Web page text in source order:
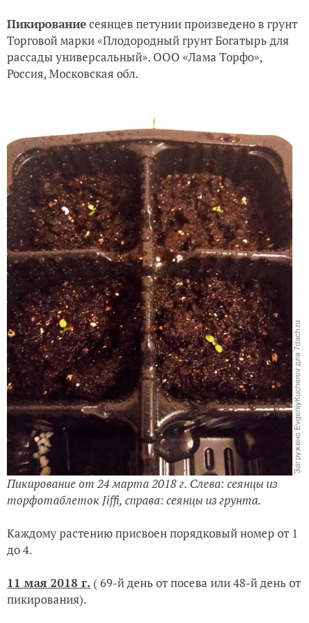
Пикированиесеянцев петунии произведено в грунт
Торговой марки «Плодородный грунт Богатырь для
рассады универсальный». ООО «Лама Торфо»,
Россия, Московская обл.
Пикирование от 24 марта 2018 г. Слева: сеянцы из
торфотаблеток Jiffi, справа: сеянцы из грунта.
Каждому растению присвоен порядковый номер от 1
до 4.
11 мая 2018 г. ( 69-й день от посева или 48-й день от
пикирования).